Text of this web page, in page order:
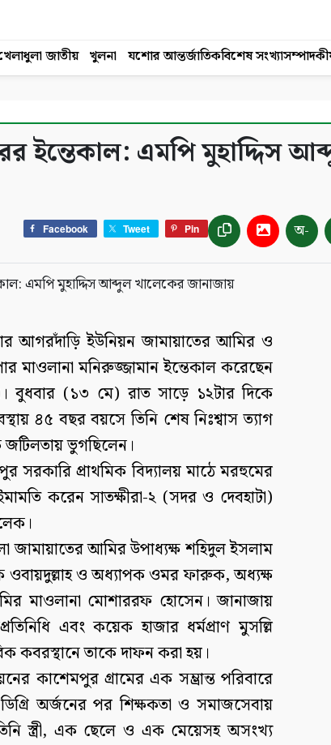
জাতীয় খুলনা যশোর আন্তর্জাতিকবিশেষ সংখ্যা
ইন্তেকাল: এমপি মুহাদ্দিস
Facebook Tweet Pin অ-
আগরদাঁড়ি ইউনিয়ন জামায়াতের আমির ও
মাওলানা মনিরুজ্জামান ইন্তেকাল করেছেন
বুধবার (১৩ মে) রাত সাড়ে ১২টার দিকে
৪৫ বছর বয়সে তিনি শেষ নিঃশ্বাস ত্যাগ
জটিলতায় ভুগছিলেন।
সরকারি প্রাথমিক বিদ্যালয় মাঠে মরহুমের
করেন সাতক্ষীরা-২ (সদর ও দেবহাটা)
জামায়াতের আমির উপাধ্যক্ষ শহিদুল ইসলাম
ওবায়দুল্লাহ ও অধ্যাপক ওমর ফারুক, অধ্যক্ষ
মাওলানা মোশাররফ হোসেন। জানাজায়
এবং কয়েক হাজার ধর্মপ্রাণ মুসল্লি
কবরস্থানে তাকে দাফন করা হয়।
কাশেমপুর গ্রামের এক সম্ভ্রান্ত পরিবারে
অর্জনের পর শিক্ষকতা ও সমাজসেবায়
স্ত্রী, এক ছেলে ও এক মেয়েসহ অসংখ্য